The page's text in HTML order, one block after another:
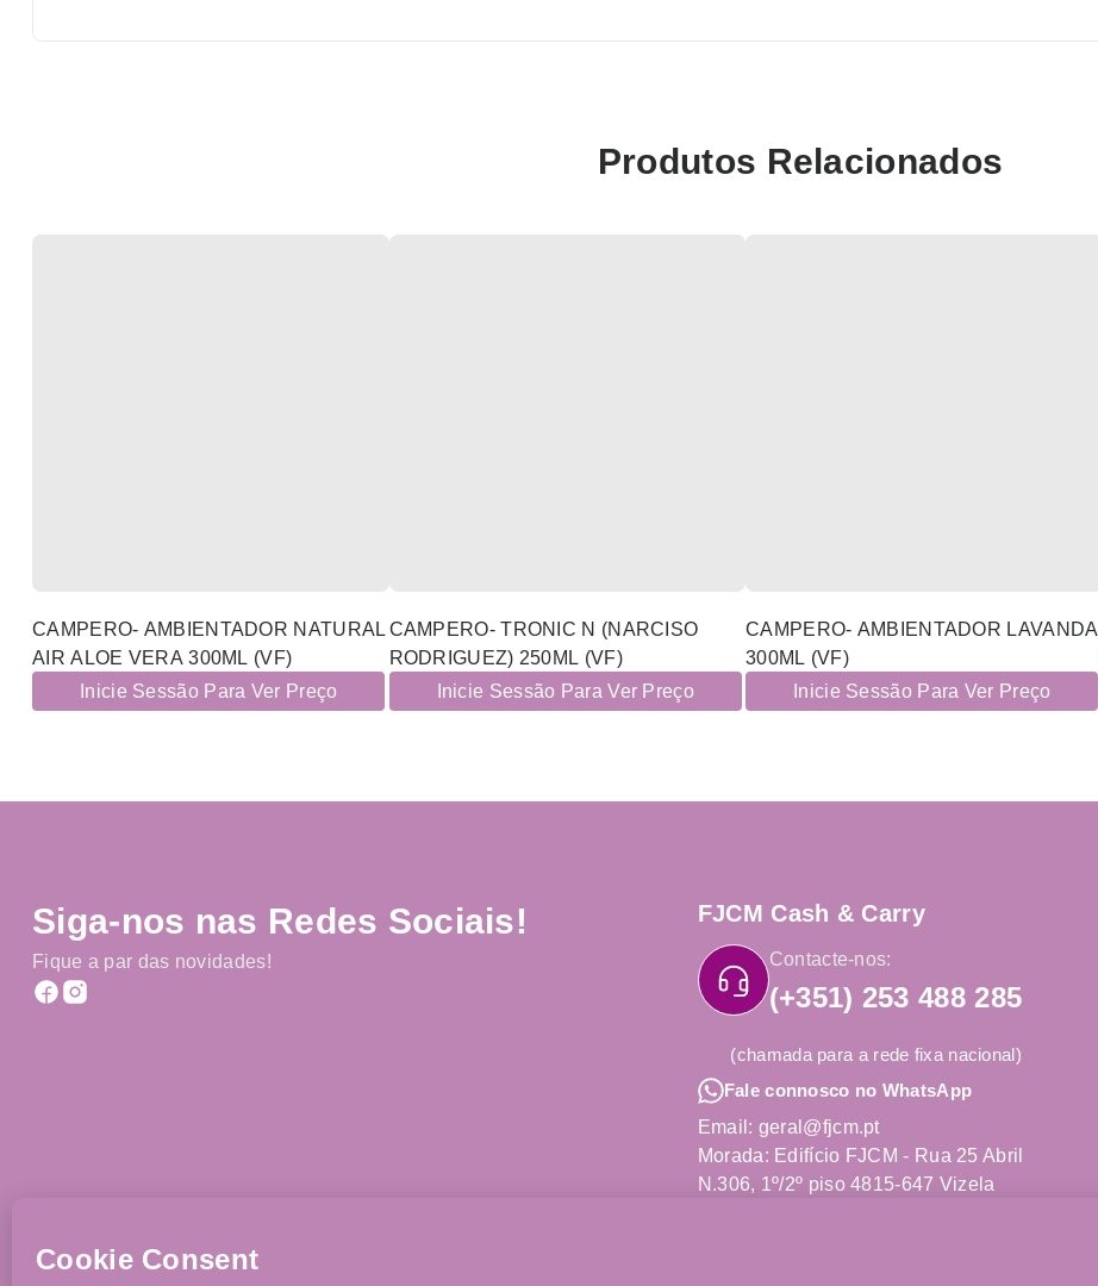
Produtos Relacionados
CAMPERO- AMBIENTADOR NATURAL
AIR ALOE VERA 300ML (VF)
Inicie Sessão Para Ver Preço
CAMPERO- TRONIC N (NARCISO
RODRIGUEZ) 250ML (VF)
Inicie Sessão Para Ver Preço
CAMPERO- AMBIENTADOR LAVANDA
300ML (VF)
Inicie Sessão Para Ver Preço
Siga-nos nas Redes Sociais!
Fique a par das novidades!
FJCM Cash & Carry
Contacte-nos:
(+351) 253 488 285
(chamada para a rede fixa nacional)
Fale connosco no WhatsApp
Email: geral@fjcm.pt
Morada: Edifício FJCM - Rua 25 Abril
N.306, 1º/2º piso 4815-647 Vizela